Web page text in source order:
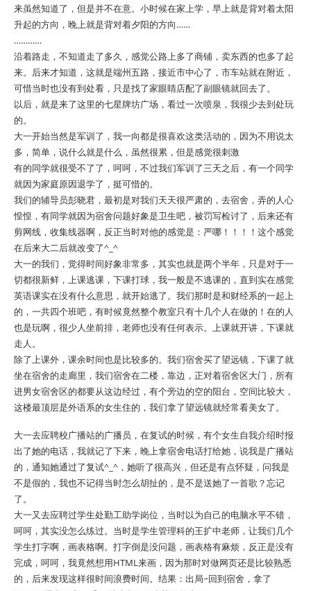
来虽然知道了，但是并不在意。小时候在家上学，早上就是背对着太阳
升起的方向，晚上就是背对着夕阳的方向……
…………
沿着路走，不知道走了多久，感觉公路上多了商铺，卖东西的也多了起
来。后来才知道，这就是端州五路，接近市中心了，市车站就在附近，
可惜当时也没有到处看，只是找了家眼睛店配了副眼镜就回去了。
以后，就是来了这里的七星牌坊广场，看过一次喷泉，我很少去到处玩
的。
大一开始当然是军训了，我一向都是很喜欢这类活动的，因为不用说太
多，简单，说什么就是什么，虽然很累，但是感觉很刺激
有的同学就很受不了了，呵呵，不过我们军训了三天之后，有一个同学
就因为家庭原因退学了，挺可惜的。
我们的辅导员彭晓君，最初是对我们天天很严肃的，去宿舍，弄的人心
惶惶，有同学就因为宿舍问题好象是卫生吧，被罚写检讨了，后来还有
剪网线，收集线器啊，反正当时对他的感觉是：严哪！！！！这个感觉
在后来大二后就改变了^_^
大一的我们，觉得时间好象非常多，其实也就是两个半年，只是对于一
切都很新鲜，上课逃课，下课打球，我一般是不逃课的，直到实在感觉
英语课实在没有什么意思，就开始逃了。我们那时是和财经系的一起上
的，一共四个班吧，有时候竟然整个教室只有十几个人在做的！在的人
也是玩啊，很少人坐前排，老师也没有任何表示。上课就开讲，下课就
走人。
除了上课外，课余时间也是比较多的。我们宿舍买了望远镜，下课了就
坐在宿舍的走廊里，我们宿舍在二楼，靠边，正对着宿舍区大门，所有
进男女宿舍区的都要从这边经过，有个旁边的空的阳台，空间比较大，
这楼最顶层是外语系的女生住的，我们拿了望远镜就经常看美女了。
大一去应聘校广播站的广播员，在复试的时候，有个女生自我介绍时报
出了她的电话，我就记了下来，晚上拿宿舍电话打给她，说我是广播站
的，通知她通过了复试^_^，她听了很高兴，但还是有点怀疑，问我是
不是假的，我也不记得当时怎么胡扯的，是不是送她了一首歌？忘记
了。
大一又去应聘过学生处勤工助学岗位，当时以为自己的电脑水平不错，
呵呵，其实没怎么练过。当时是学生管理科的王扩中老师，让我们几个
学生打字啊，画表格啊。打字倒是没问题，画表格有麻烦，反正是没有
完成，呵呵，我竟然想用HTML来画，因为那时对做网页还是比较熟悉
的，后来发现这样很时间浪费时间。结果：出局~回到宿舍，拿了